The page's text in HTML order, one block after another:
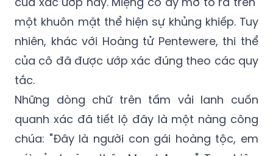
một khuôn mặt thể hiện sự khủng khiếp. Tuy
nhiên, khác với Hoàng tử Pentewere, thi thể
của cô đã được ướp xác đúng theo các quy
tắc.
Những dòng chữ trên tấm vải lanh cuốn
quanh xác đã tiết lộ đây là một nàng công
chúa: "Đây là người con gái hoàng tộc, em